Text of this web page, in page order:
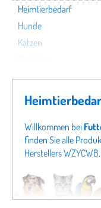
Heimtierbedarf
Hunde
Katzen
Nutztiere
Terraristik
Vögel
WZYCWB
Willkommen bei
finden Sie alle
Herstellers
Sie auch direkt in
WZYCWB
oder